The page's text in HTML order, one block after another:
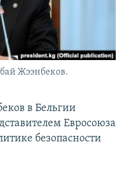
Жээнбеков.
в Бельгии
Евросоюза
безопасности